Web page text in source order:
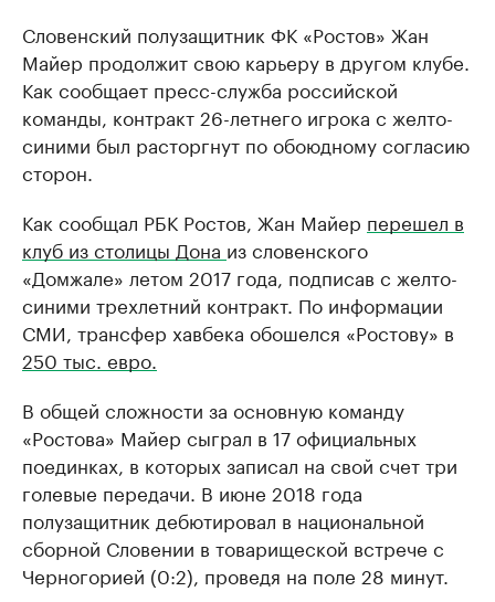
Словенский полузащитник ФК «Ростов» Жан
Майер продолжит свою карьеру в другом клубе.
Как сообщает пресс-служба российской
команды, контракт 26-летнего игрока с желто-
синими был расторгнут по обоюдному согласию
сторон.
Как сообщал РБК Ростов, Жан Майер перешел в
клуб из столицы Дона из словенского
«Домжале» летом 2017 года, подписав с желто-
синими трехлетний контракт. По информации
СМИ, трансфер хавбека обошелся «Ростову» в
250 тыс. евро.
В общей сложности за основную команду
«Ростова» Майер сыграл в 17 официальных
поединках, в которых записал на свой счет три
голевые передачи. В июне 2018 года
полузащитник дебютировал в национальной
сборной Словении в товарищеской встрече с
Черногорией (0:2), проведя на поле 28 минут.